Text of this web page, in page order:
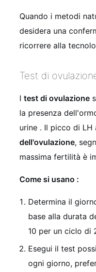
Quando i metodi
desidera una
ricorrere alla
Test di
I test di ovulazione
la presenza
urine . Il picco di LH
dell'ovulazione,
massima fertilità è
Come si usano :
Determina il
base alla durata
10 per un ciclo di
Esegui il test
ogni giorno,